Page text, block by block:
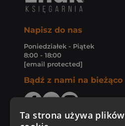
Napisz do nas
Poniedziałek - Piątek
8:00 - 18:00
[email protected]
Bądź z nami na bieżąco
Ta strona używa plików